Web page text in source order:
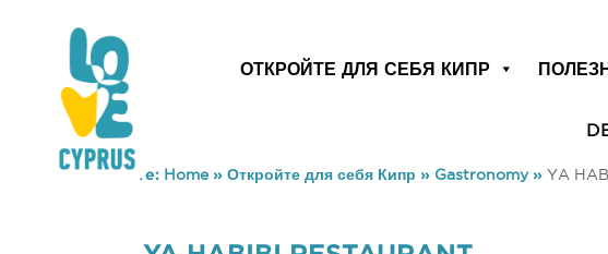
ОТКРОЙТЕ ДЛЯ СЕБЯ КИПР
You are here: Home» Откройте для себя Кипр » Gastronomy» YA